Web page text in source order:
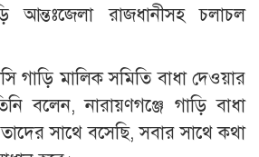
আন্তঃজেলা রাজধানীসহ চলাচল
গাড়ি মালিক সমিতি বাধা দেওয়ার
বলেন, নারায়ণগঞ্জে গাড়ি বাধা
সাথে বসেছি, সবার সাথে কথা